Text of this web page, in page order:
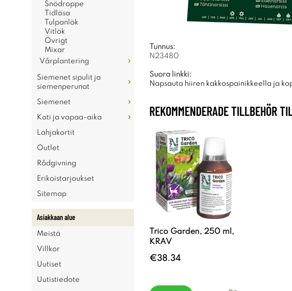
Snödroppe
Tidlösa
Tulpanlök
Vitlök
Övrigt
Mixar
Vårplantering
Siemenet sipulit ja
siemenperunat
Siemenet
Koti ja vapaa-aika
Lahjakortit
Outlet
Rådgivning
Erikoistarjoukset
Sitemap
Asiakkaan alue
Meistä
Villkor
Uutiset
Uutistiedote
Tunnus:
N23480
Suora linkki:
Napsauta hiiren kakkospainikkeella ja
REKOMMENDERADE TILLBEHÖR
Trico Garden, 250 ml,
KRAV
€38.34